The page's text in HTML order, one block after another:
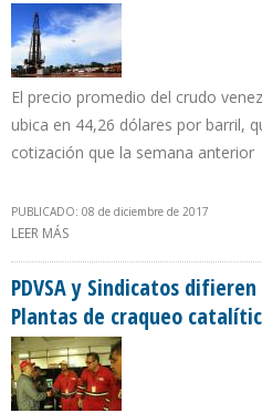
El precio promedio del crudo
ubica en 44,26 dólares por barril,
cotización que la semana anterior
PUBLICADO: 08 de diciembre de 2017
LEER MÁS
PDVSA y Sindicatos
Plantas de craqueo